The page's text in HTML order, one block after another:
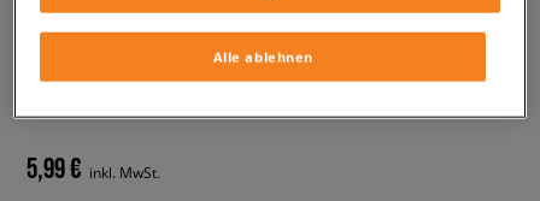
ADIDAS SOCKEN CONFETE PR
5,99 € inkl. MwSt.
Alle ablehnen